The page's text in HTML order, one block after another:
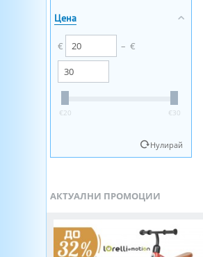
Reer
Roba
Simba
Tegole
Цена
€ – €
‎€20 ‎€30
Нулирай
АКТУАЛНИ ПРОМОЦИИ